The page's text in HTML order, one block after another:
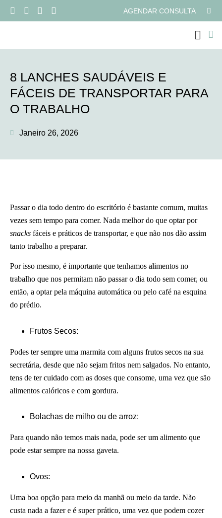
AGENDAR CONSULTA
8 LANCHES SAUDÁVEIS E
FÁCEIS DE TRANSPORTAR PARA
O TRABALHO
Janeiro 26, 2026
Passar o dia todo dentro do escritório é bastante comum, muitas
vezes sem tempo para comer. Nada melhor do que optar por
snacks fáceis e práticos de transportar, e que não nos dão assim
tanto trabalho a preparar.
Por isso mesmo, é importante que tenhamos alimentos no
trabalho que nos permitam não passar o dia todo sem comer, ou
então, a optar pela máquina automática ou pelo café na esquina
do prédio.
Frutos Secos:
Podes ter sempre uma marmita com alguns frutos secos na sua
secretária, desde que não sejam fritos nem salgados. No entanto,
tens de ter cuidado com as doses que consome, uma vez que são
alimentos calóricos e com gordura.
Bolachas de milho ou de arroz:
Para quando não temos mais nada, pode ser um alimento que
pode estar sempre na nossa gaveta.
Ovos:
Uma boa opção para meio da manhã ou meio da tarde. Não
custa nada a fazer e é super prático, uma vez que podem cozer